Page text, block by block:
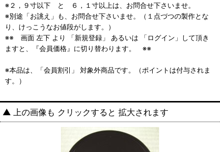
※２，９寸以下 と ６，１寸以上は、お問合せ下さいませ。
※別途「お誂え」も、お問合せ下さいませ。（１点づつの製作とな
り、けっこうなお値段がします。）
※※ 画面 左下 より 「新規登録」 あるいは 「ログイン」して頂き
ますと、『会員価格』に切り替わります。 ※※
※本品は、「会員割引」 対象外商品です。（ポイントは付与されま
す。）
▲ 上の画像も クリックすると 拡大されます